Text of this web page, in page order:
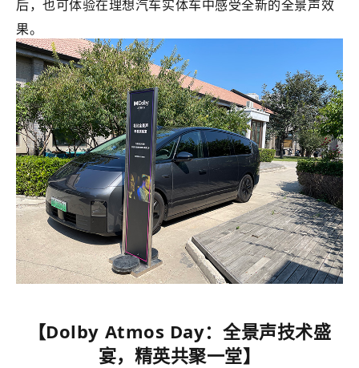
后，也可体验在理想汽车实体车中感受全新的全景声效
果。
【Dolby Atmos Day：全景声技术盛
宴，精英共聚一堂】